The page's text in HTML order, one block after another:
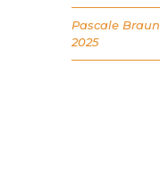
Pascale Braun
2025